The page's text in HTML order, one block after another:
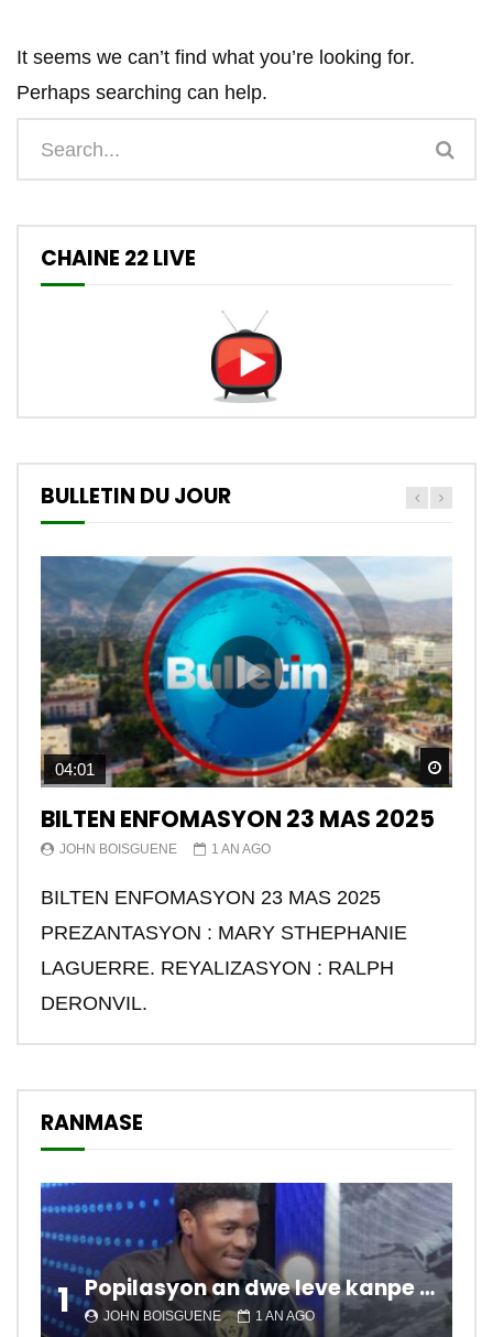
It seems we can’t find what you’re looking for.
Perhaps searching can help.
CHAINE 22 LIVE
BULLETIN DU JOUR
04:01
BILTEN ENFOMASYON 23 MAS 2025
JOHN BOISGUENE 1 AN AGO
BILTEN ENFOMASYON 23 MAS 2025
PREZANTASYON : MARY STHEPHANIE
LAGUERRE. REYALIZASYON : RALPH
DERONVIL.
RANMASE
1 Popilasyon an dwe leve kanpe pou chanje sitiyasyon kawotik l’ap viv nan peyi a.
JOHN BOISGUENE 1 AN AGO